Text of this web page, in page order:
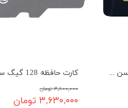
۳,۸۰۰,۰۰۰ تومان
۳,۶۳۰,۰۰۰ تومان
کارت حافظه 128 گیگ سن دیسک سرعت 200 - SanDisk micro SD 128GB Extreme PRO